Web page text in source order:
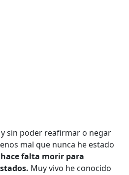
sin poder reafirmar o negar
mal que nunca he estado
falta morir para
Muy vivo he conocido